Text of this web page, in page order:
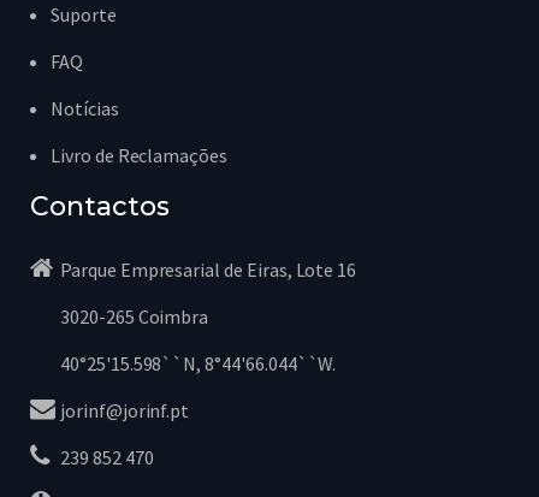
Suporte
FAQ
Notícias
Livro de Reclamações
Contactos
Parque Empresarial de Eiras, Lote 16
3020-265 Coimbra
40°25'15.598``N, 8°44'66.044``W.
jorinf@jorinf.pt
239 852 470